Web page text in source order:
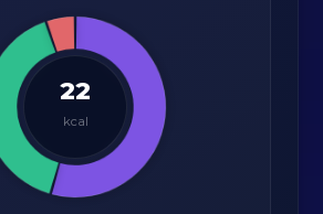
22
kcal